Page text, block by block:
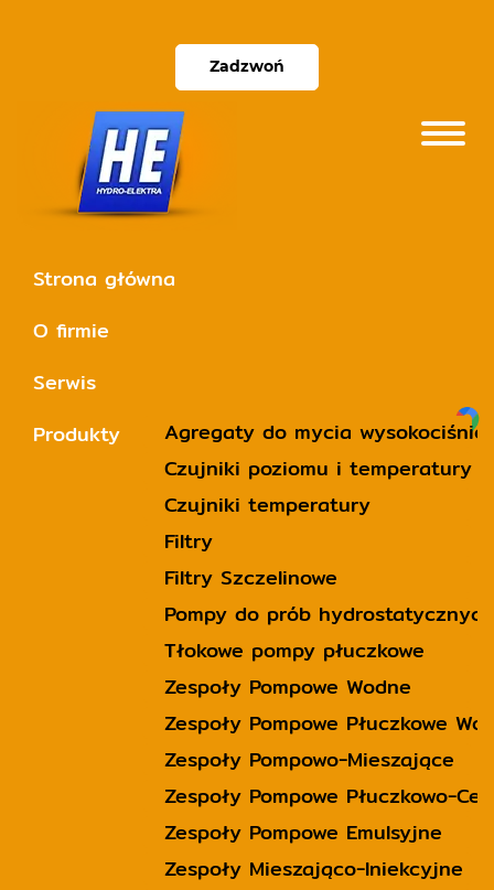
Zadzwoń
Strona główna
O firmie
Serwis
Produkty
Agregaty do mycia
Czujniki poziomu i temperatury
Czujniki temperatury
Filtry
Filtry Szczelinowe
Pompy do prób
Tłokowe pompy płuczkowe
Zespoły Pompowe Wodne
Zespoły Pompowe Płuczkowe
Zespoły Pompowo-Mieszające
Zespoły Pompowe Płuczkowo-
Zespoły Pompowe Emulsyjne
Zespoły Mieszająco-Iniekcyjne